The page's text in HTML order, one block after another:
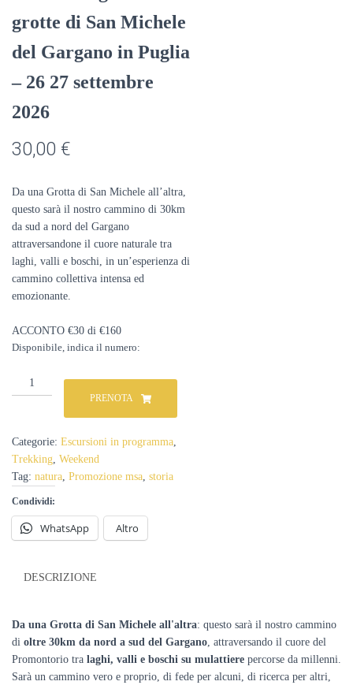
grotte di San Michele
del Gargano in Puglia
– 26 27 settembre
2026
30,00 €
Da una Grotta di San Michele all’altra,
questo sarà il nostro cammino di 30km
da sud a nord del Gargano
attraversandone il cuore naturale tra
laghi, valli e boschi, in un’esperienza di
cammino collettiva intensa ed
emozionante.
ACCONTO €30 di €160
Disponibile
Cammino
dell'Arcangelo
grotte
di
Michele
del
Gargano
Puglia
2026
PRENOTA
Categorie: Escursioni in programma,
Trekking, Weekend
Tag: natura, Promozione msa, storia
Condividi:
WhatsApp Altro
DESCRIZIONE
Da una Grotta di San Michele all'altra: questo sarà il nostro cammino
di oltre 30km da nord a sud del Gargano, attraversando il cuore del
Promontorio tra laghi, valli e boschi su mulattiere percorse da millenni.
Sarà un cammino vero e proprio, di fede per alcuni, di ricerca per altri,